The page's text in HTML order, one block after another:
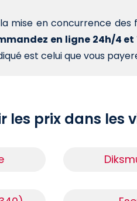
mise en concurrence
en ligne 24h/4 et
est celui que vous
les prix dans les